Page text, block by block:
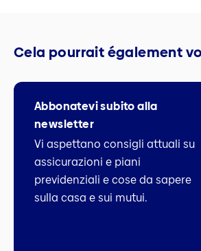
Cela pourrait également
Abbonatevi subito alla
newsletter
Vi aspettano consigli attuali su
assicurazioni e piani
previdenziali e cose da sapere
sulla casa e sui mutui.